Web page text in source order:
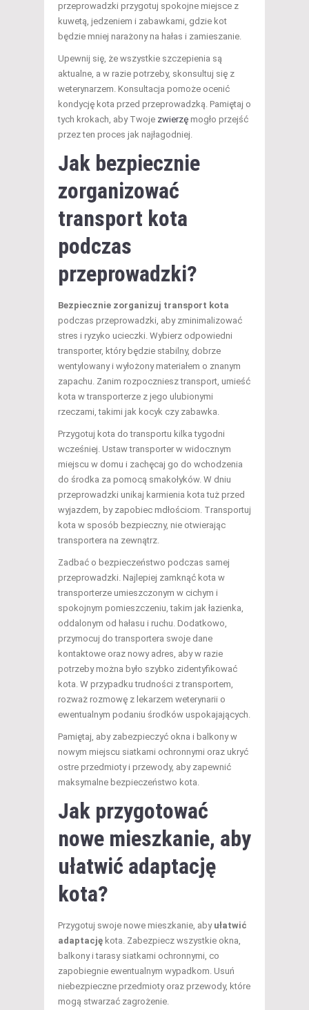
przeprowadzki przygotuj spokojne miejsce z
kuwetą, jedzeniem i zabawkami, gdzie kot
będzie mniej narażony na hałas i zamieszanie.
Upewnij się, że wszystkie szczepienia są
aktualne, a w razie potrzeby, skonsultuj się z
weterynarzem. Konsultacja pomoże ocenić
kondycję kota przed przeprowadzką. Pamiętaj o
tych krokach, aby Twoje zwierzę mogło przejść
przez ten proces jak najłagodniej.
Jak bezpiecznie
zorganizować
transport kota
podczas
przeprowadzki?
Bezpiecznie zorganizuj transport kota
podczas przeprowadzki, aby zminimalizować
stres i ryzyko ucieczki. Wybierz odpowiedni
transporter, który będzie stabilny, dobrze
wentylowany i wyłożony materiałem o znanym
zapachu. Zanim rozpoczniesz transport, umieść
kota w transporterze z jego ulubionymi
rzeczami, takimi jak kocyk czy zabawka.
Przygotuj kota do transportu kilka tygodni
wcześniej. Ustaw transporter w widocznym
miejscu w domu i zachęcaj go do wchodzenia
do środka za pomocą smakołyków. W dniu
przeprowadzki unikaj karmienia kota tuż przed
wyjazdem, by zapobiec mdłościom. Transportuj
kota w sposób bezpieczny, nie otwierając
transportera na zewnątrz.
Zadbać o bezpieczeństwo podczas samej
przeprowadzki. Najlepiej zamknąć kota w
transporterze umieszczonym w cichym i
spokojnym pomieszczeniu, takim jak łazienka,
oddalonym od hałasu i ruchu. Dodatkowo,
przymocuj do transportera swoje dane
kontaktowe oraz nowy adres, aby w razie
potrzeby można było szybko zidentyfikować
kota. W przypadku trudności z transportem,
rozważ rozmowę z lekarzem weterynarii o
ewentualnym podaniu środków uspokajających.
Pamiętaj, aby zabezpieczyć okna i balkony w
nowym miejscu siatkami ochronnymi oraz ukryć
ostre przedmioty i przewody, aby zapewnić
maksymalne bezpieczeństwo kota.
Jak przygotować
nowe mieszkanie, aby
ułatwić adaptację
kota?
Przygotuj swoje nowe mieszkanie, aby ułatwić
adaptację kota. Zabezpiecz wszystkie okna,
balkony i tarasy siatkami ochronnymi, co
zapobiegnie ewentualnym wypadkom. Usuń
niebezpieczne przedmioty oraz przewody, które
mogą stwarzać zagrożenie.